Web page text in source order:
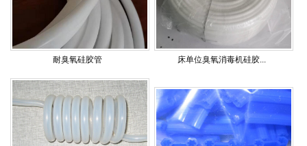
耐臭氧硅胶管 床单位臭氧消毒机硅胶...